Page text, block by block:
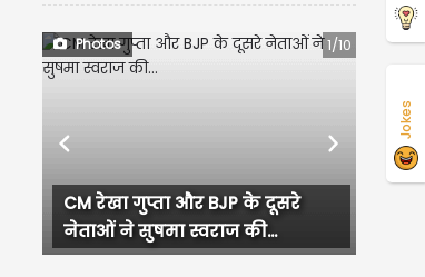
Photos 1/10
CM रेखा गुप्ता और BJP के दूसरे
नेताओं ने सुषमा स्वराज की...
Previous Next
Jokes